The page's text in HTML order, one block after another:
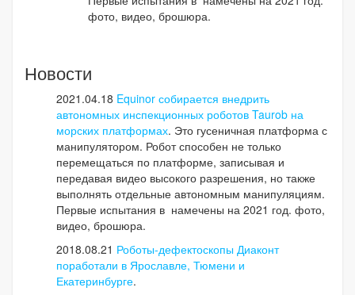
фото, видео, брошюра.
Новости
2021.04.18 Equinor собирается внедрить
автономных инспекционных роботов Taurob на
морских платформах. Это гусеничная платформа с
манипулятором. Робот способен не только
перемещаться по платформе, записывая и
передавая видео высокого разрешения, но также
выполнять отдельные автономным манипуляциям.
Первые испытания в намечены на 2021 год. фото,
видео, брошюра.
2018.08.21 Роботы-дефектоскопы Диаконт
поработали в Ярославле, Тюмени и
Екатеринбурге.